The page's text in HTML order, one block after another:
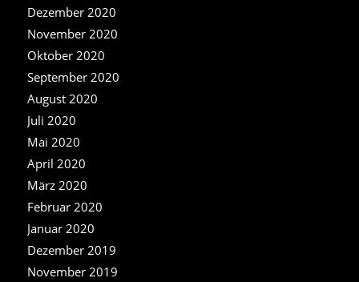
Dezember 2020
November 2020
Oktober 2020
September 2020
August 2020
Juli 2020
Mai 2020
April 2020
März 2020
Februar 2020
Januar 2020
Dezember 2019
November 2019